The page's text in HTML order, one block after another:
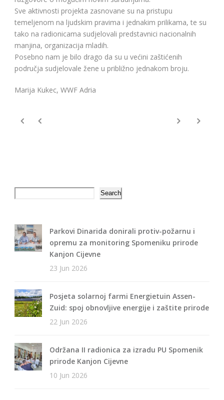
Sve aktivnosti projekta zasnovane su na pristupu
temeljenom na ljudskim pravima i jednakim prilikama, te su
tako na radionicama sudjelovali predstavnici nacionalnih
manjina, organizacija mladih.
Posebno nam je bilo drago da su u većini zaštićenih
područja sudjelovale žene u približno jednakom broju.
Marija Kukec, WWF Adria
Search
Parkovi Dinarida donirali protiv-požarnu i
opremu za monitoring Spomeniku prirode
Kanjon Cijevne
23 Jun 2026
Posjeta solarnoj farmi Energietuin Assen-
Zuid: spoj obnovljive energije i zaštite prirode
22 Jun 2026
Održana II radionica za izradu PU Spomenik
prirode Kanjon Cijevne
10 Jun 2026